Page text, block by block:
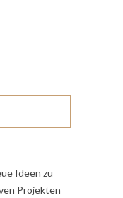
Ideen zu
Projekten